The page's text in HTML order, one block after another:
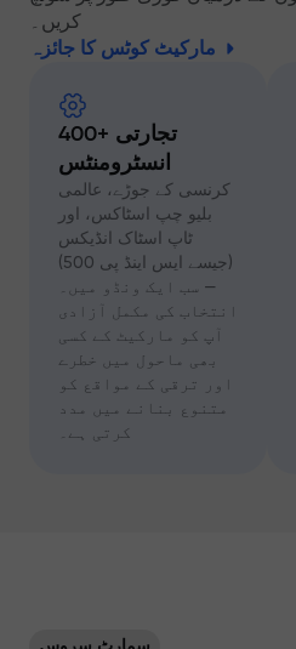
کریں۔
مارکیٹ کوٹس کا جائزہ
400+ تجارتی
انسٹرومنٹس
کرنسی کے جوڑے، عالمی
بلیو چپ اسٹاکس، اور
ٹاپ اسٹاک انڈیکس
(جیسے ایس اینڈ پی 500)
— سب ایک ونڈو میں۔
انتخاب کی مکمل آزادی
آپ کو مارکیٹ کے کسی
بھی ماحول میں خطرے
اور ترقی کے مواقع کو
متنوع بنانے میں مدد
کرتی ہے۔